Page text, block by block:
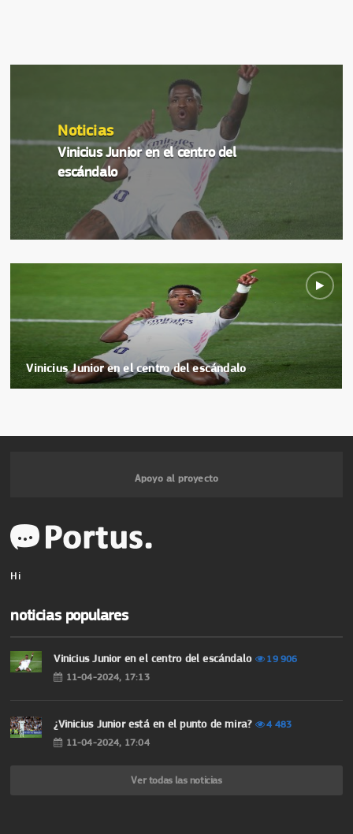
Noticias
Vinicius Junior en el centro del
escándalo
Vinicius Junior en el centro del escándalo
Apoyo al proyecto
Hi
noticias populares
Vinicius Junior en el centro del escándalo
19 906
11-04-2024, 17:13
¿Vinicius Junior está en el punto de mira?
4 483
11-04-2024, 17:04
Ver todas las noticias